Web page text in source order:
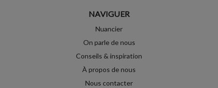
NAVIGUER
Nuancier
On parle de nous
Conseils & inspiration
À propos de nous
Nous contacter